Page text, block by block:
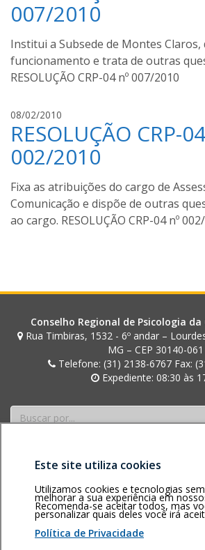
u
t
o
m
r
a
007/2010
Institui a Subsede de Montes
funcionamento e trata de outras
RESOLUÇÃO CRP-04 nº 007/2010
08/02/2010
u
g
u
t
o
m
RESOLUÇÃO CRP-
002/2010
Fixa as atribuições do cargo de
Comunicação e dispõe de outras
ao cargo. RESOLUÇÃO CRP-04 nº
Conselho Regional de Psicologia da
Rua Timbiras, 1532 - 6º andar –
MG – CEP 30140-061
Telefone: (31) 2138-6767 Fax:
Expediente: 08:30 às
Buscar
Área restritaPolítica de
privacidadePersonalização
de cookies
Este site utiliza cookies
Utilizamos cookies e tecnologias
melhorar a sua experiência em
Recomenda-se aceitar todos, mas
personalizar quais deles você irá
Política de Privacidade